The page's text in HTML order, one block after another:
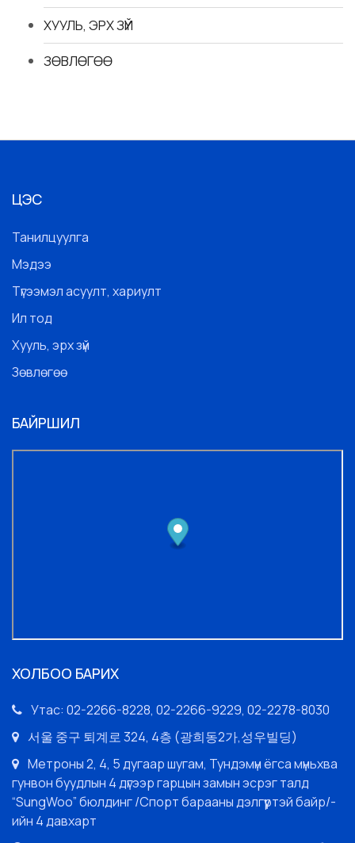
ХУУЛЬ, ЭРХ ЗҮЙ
ЗӨВЛӨГӨӨ
ЦЭС
Танилцуулга
Мэдээ
Түгээмэл асуулт, хариулт
Ил тод
Хууль, эрх зүй
Зөвлөгөө
БАЙРШИЛ
ХОЛБОО БАРИХ
Утас: 02-2266-8228, 02-2266-9229, 02-2278-8030
서울 중구 퇴계로 324, 4층 (광희동2가,성우빌딩)
Метроны 2, 4, 5 дугаар шугам, Тундэмүн ёгса мүньхва
гунвон буудлын 4 дүгээр гарцын замын эсрэг талд
“SungWoo” бюлдинг /Спорт барааны дэлгүүртэй байр/-
ийн 4 давхарт